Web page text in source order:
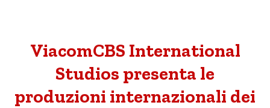
ViacomCBS International
Studios presenta le
produzioni internazionali dei